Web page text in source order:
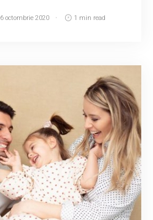
6 octombrie 2020 1 min read